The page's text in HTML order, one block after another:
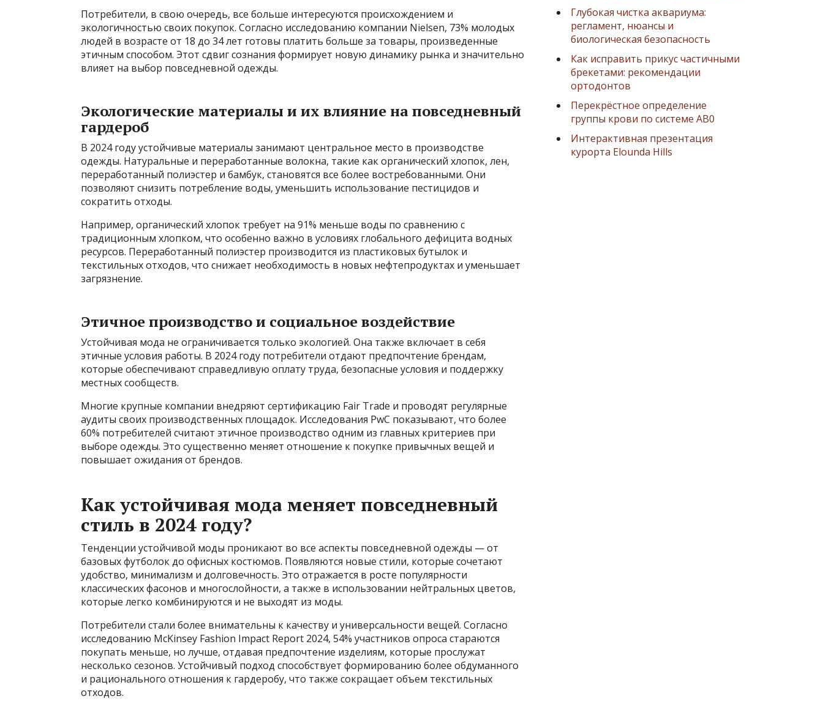
Потребители, в свою очередь, все больше интересуются происхождением и
экологичностью своих покупок. Согласно исследованию компании Nielsen, 73% молодых
людей в возрасте от 18 до 34 лет готовы платить больше за товары, произведенные
этичным способом. Этот сдвиг сознания формирует новую динамику рынка и значительно
влияет на выбор повседневной одежды.
Экологические материалы и их влияние на повседневный
гардероб
В 2024 году устойчивые материалы занимают центральное место в производстве
одежды. Натуральные и переработанные волокна, такие как органический хлопок, лен,
переработанный полиэстер и бамбук, становятся все более востребованными. Они
позволяют снизить потребление воды, уменьшить использование пестицидов и
сократить отходы.
Например, органический хлопок требует на 91% меньше воды по сравнению с
традиционным хлопком, что особенно важно в условиях глобального дефицита водных
ресурсов. Переработанный полиэстер производится из пластиковых бутылок и
текстильных отходов, что снижает необходимость в новых нефтепродуктах и уменьшает
загрязнение.
Этичное производство и социальное воздействие
Устойчивая мода не ограничивается только экологией. Она также включает в себя
этичные условия работы. В 2024 году потребители отдают предпочтение брендам,
которые обеспечивают справедливую оплату труда, безопасные условия и поддержку
местных сообществ.
Многие крупные компании внедряют сертификацию Fair Trade и проводят регулярные
аудиты своих производственных площадок. Исследования PwC показывают, что более
60% потребителей считают этичное производство одним из главных критериев при
выборе одежды. Это существенно меняет отношение к покупке привычных вещей и
повышает ожидания от брендов.
Как устойчивая мода меняет повседневный
стиль в 2024 году?
Тенденции устойчивой моды проникают во все аспекты повседневной одежды — от
базовых футболок до офисных костюмов. Появляются новые стили, которые сочетают
удобство, минимализм и долговечность. Это отражается в росте популярности
классических фасонов и многослойности, а также в использовании нейтральных цветов,
которые легко комбинируются и не выходят из моды.
Потребители стали более внимательны к качеству и универсальности вещей. Согласно
исследованию McKinsey Fashion Impact Report 2024, 54% участников опроса стараются
покупать меньше, но лучше, отдавая предпочтение изделиям, которые прослужат
несколько сезонов. Устойчивый подход способствует формированию более обдуманного
и рационального отношения к гардеробу, что также сокращает объем текстильных
отходов.
Глубокая чистка аквариума:
регламент, нюансы и
биологическая безопасность
Как исправить прикус частичными
брекетами: рекомендации
ортодонтов
Перекрёстное определение
группы крови по системе AB0
Интерактивная презентация
курорта Elounda Hills